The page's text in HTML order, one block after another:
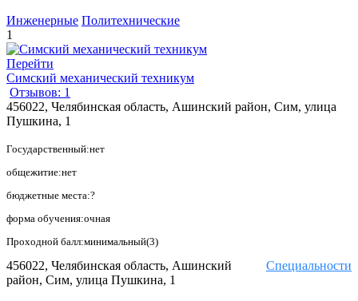
Инженерные Политехнические
1
Перейти
Симский механический техникум
Отзывов: 1
456022, Челябинская область, Ашинский район, Сим, улица
Пушкина, 1
Государственный:нет
общежитие:нет
бюджетные места:?
форма обучения:очная
Проходной балл:минимальный(3)
Специальности
456022, Челябинская область, Ашинский
район, Сим, улица Пушкина, 1